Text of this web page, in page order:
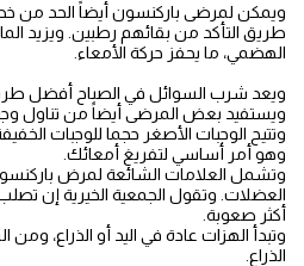
ويمكن لمرضى باركنسون أيضاً الحد من
طريق التأكد من بقائهم رطبين. ويزيد
الهضمي، ما يحفز حركة الأمعاء.
ويعد شرب السوائل في الصباح أفضل
ويستفيد بعض المرضى أيضاً من تناول
وتتيح الوجبات الأصغر حجما للوجبات
وهو أمر أساسي لتفريغ أمعائك.
وتشمل العلامات الشائعة لمرض
العضلات. وتقول الجمعية الخيرية إن
أكثر صعوبة.
وتبدأ الهزات عادة في اليد أو الذراع،
الذراع.